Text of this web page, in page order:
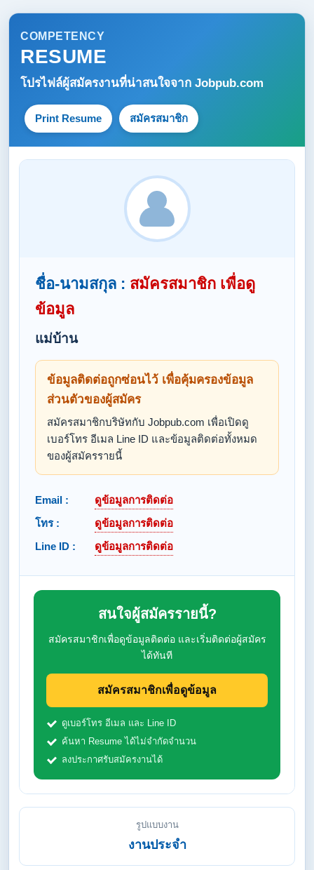
COMPETENCY
RESUME
โปรไฟล์ผู้สมัครงานที่น่าสนใจจาก Jobpub.com
Print Resume สมัครสมาชิก
ชื่อ-นามสกุล : สมัครสมาชิก เพื่อดู
ข้อมูล
แม่บ้าน
ข้อมูลติดต่อถูกซ่อนไว้ เพื่อคุ้มครองข้อมูล
ส่วนตัวของผู้สมัคร
สมัครสมาชิกบริษัทกับ Jobpub.com เพื่อเปิดดู
เบอร์โทร อีเมล Line ID และข้อมูลติดต่อทั้งหมด
ของผู้สมัครรายนี้
Email :
ดูข้อมูลการติดต่อ
โทร :
ดูข้อมูลการติดต่อ
Line ID :
ดูข้อมูลการติดต่อ
สนใจผู้สมัครรายนี้?
สมัครสมาชิกเพื่อดูข้อมูลติดต่อ และเริ่มติดต่อผู้สมัคร
ได้ทันที
สมัครสมาชิกเพื่อดูข้อมูล
ดูเบอร์โทร อีเมล และ Line ID
ค้นหา Resume ได้ไม่จำกัดจำนวน
ลงประกาศรับสมัครงานได้
รูปแบบงาน
งานประจำ